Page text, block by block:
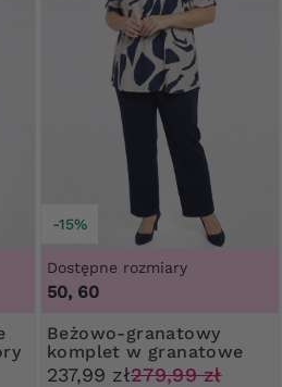
-15%
Dostępne rozmiary
50, 60
Beżowo-granatowy
komplet w granatowe
wzory
237,99 zł279,99 zł